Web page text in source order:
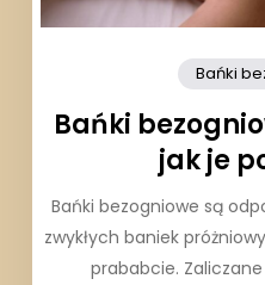
Bańki
Bańki
jak je
Bańki bezogniowe są
zwykłych baniek
prababcie.